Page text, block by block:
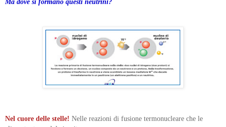
Ma dove si formano questi neutrini?
Nel cuore delle stelle! Nelle reazioni di fusione termonucleare che le